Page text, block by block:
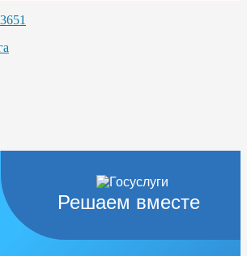
Решаем вместе